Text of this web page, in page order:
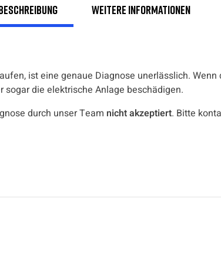
Weitere Informationen
ist eine genaue Diagnose unerlässlich.
die elektrische Anlage beschädigen.
durch unser Team nicht akzeptiert. Bitte